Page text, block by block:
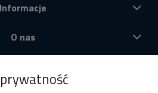
Informacje
O nas